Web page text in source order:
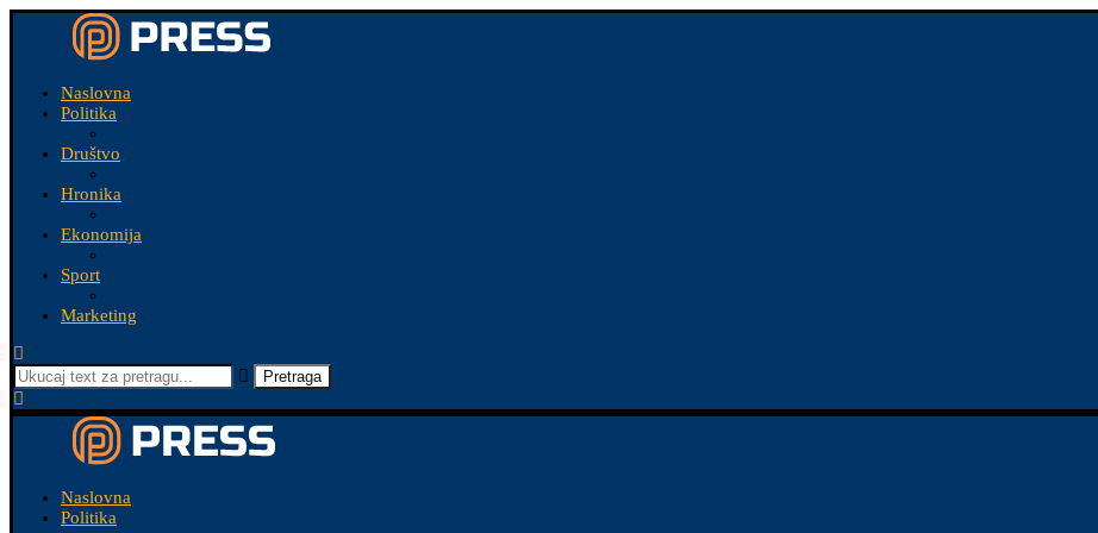
Naslovna
Politika
Društvo
Hronika
Ekonomija
Sport
Marketing
Pretraga
Naslovna
Politika